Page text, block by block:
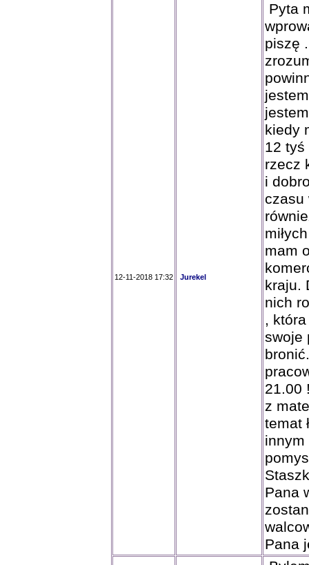
12-11-2018 17:32 Jurekel
Pyta
piszę
kiedy
12 tyś
rzecz
i
czasu
mam
kraju.
nich
,
swoje
21.00
z
temat
innym
Pana
Pana